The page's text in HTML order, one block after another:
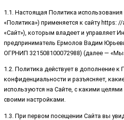
1.1. Настоящая Политика
«Политика») применяется к сайту https:
«Сайт»), которым владеет и управляет
предприниматель Ермолов Вадим
ОГРНИП 321508100072988) (далее —
1.2. Политика действует в дополнение к
конфиденциальности и разъясняет,
используются на Сайте, с какими
своими настройками.
1.3. При первом посещении Сайта вы